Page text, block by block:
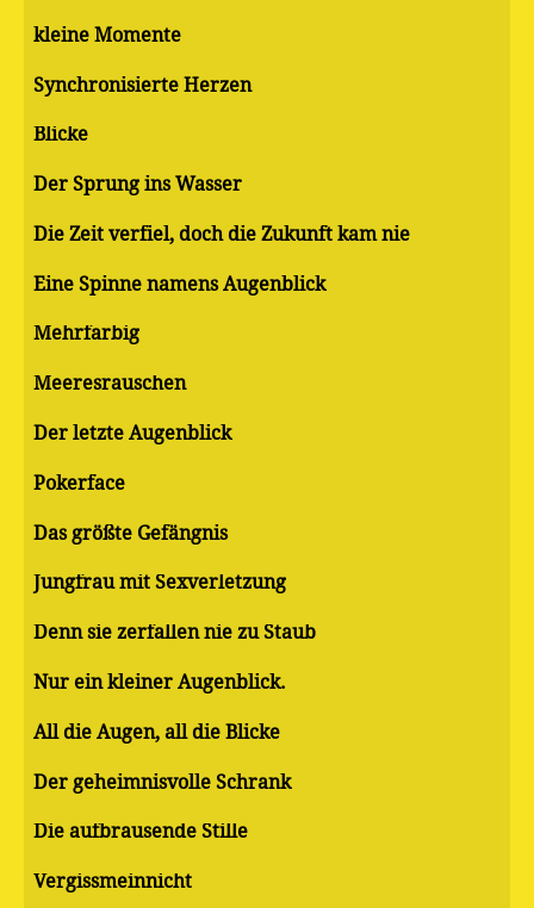
kleine Momente
Synchronisierte Herzen
Blicke
Der Sprung ins Wasser
Die Zeit verfiel, doch die Zukunft kam nie
Eine Spinne namens Augenblick
Mehrfarbig
Meeresrauschen
Der letzte Augenblick
Pokerface
Das größte Gefängnis
Jungfrau mit Sexverletzung
Denn sie zerfallen nie zu Staub
Nur ein kleiner Augenblick.
All die Augen, all die Blicke
Der geheimnisvolle Schrank
Die aufbrausende Stille
Vergissmeinnicht